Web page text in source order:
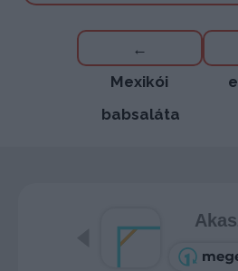
Bejegyzés
navigáció
←
Mexikói
babsaláta